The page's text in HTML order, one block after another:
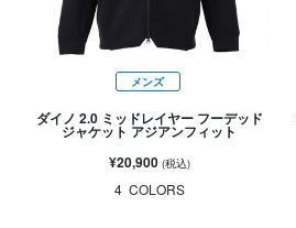
メンズ
ダイノ 2.0 ミッドレイヤー フーデッド
ジャケット アジアンフィット
¥20,900 (税込)
4 COLORS